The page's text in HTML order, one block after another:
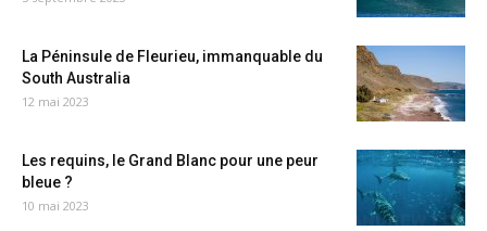
La Péninsule de Fleurieu, immanquable du
South Australia
12 mai 2023
Les requins, le Grand Blanc pour une peur
bleue ?
10 mai 2023